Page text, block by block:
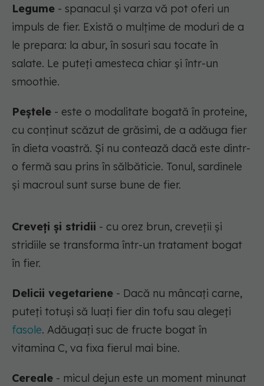
Legume - spanacul și varza vă pot oferi un
impuls de fier. Există o mulțime de moduri de a
le prepara: la abur, în sosuri sau tocate în
salate. Le puteți amesteca chiar și într-un
smoothie.
Peștele - este o modalitate bogată în proteine,
cu conținut scăzut de grăsimi, de a adăuga fier
în dieta voastră. Și nu contează dacă este dintr-
o fermă sau prins în sălbăticie. Tonul, sardinele
și macroul sunt surse bune de fier.
Creveți și stridii - cu orez brun, creveții și
stridiile se transforma într-un tratament bogat
în fier.
Delicii vegetariene - Dacă nu mâncați carne,
puteți totuși să luați fier din tofu sau alegeți
fasole. Adăugați suc de fructe bogat în
vitamina C, va fixa fierul mai bine.
Cereale - micul dejun este un moment minunat